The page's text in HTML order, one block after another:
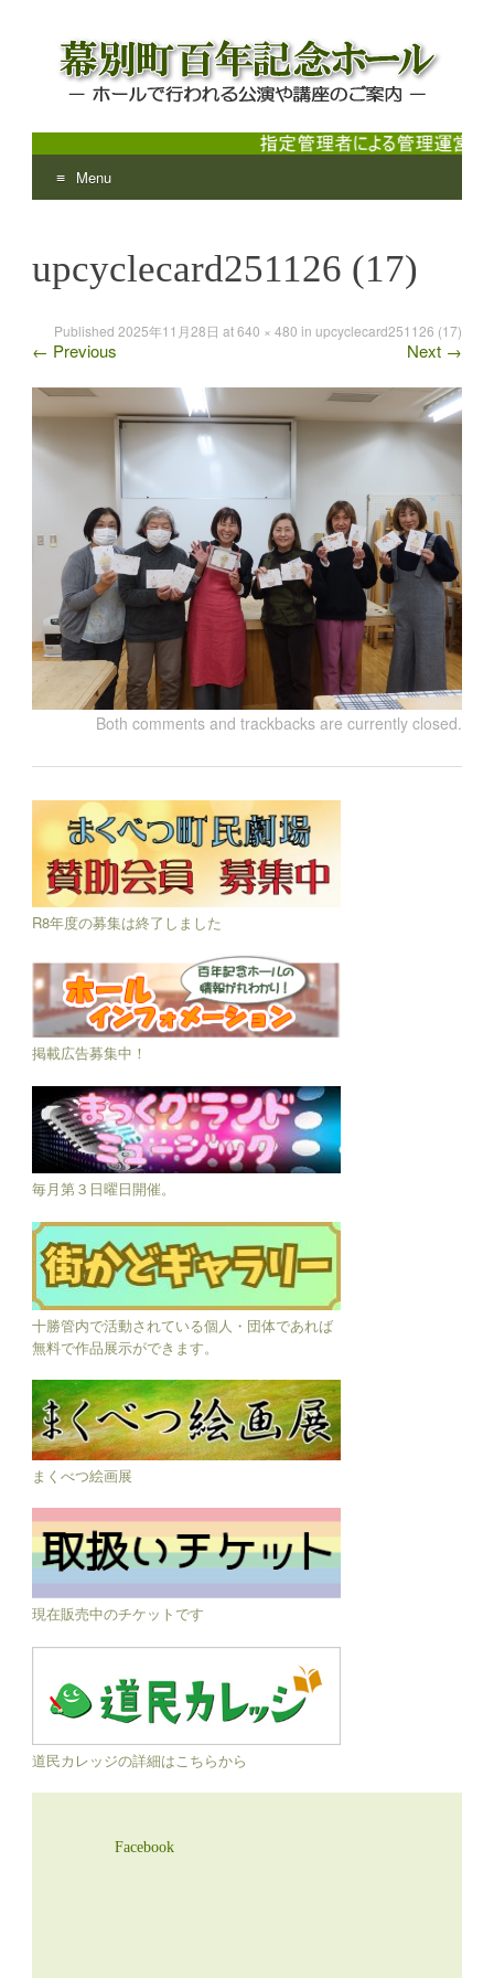
幕別町百年記念ホール
ホールで行われる公演や講座のご案内
Menu
content
upcyclecard251126 (17)
Published 2025年11月28日 at640 × 480 in upcyclecard251126 (17)
← Previous Next →
Both comments and trackbacks are currently closed.
R8年度の募集は終了しました
掲載広告募集中！
毎月第３日曜日開催。
十勝管内で活動されている個人・団体であれば
無料で作品展示ができます。
まくべつ絵画展
現在販売中のチケットです
道民カレッジの詳細はこちらから
Facebook